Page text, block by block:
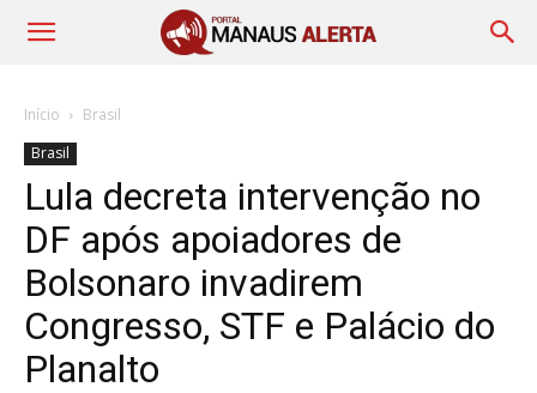
Início
Brasil
Brasil
Lula decreta intervenção no
DF após apoiadores de
Bolsonaro invadirem
Congresso, STF e Palácio do
Planalto